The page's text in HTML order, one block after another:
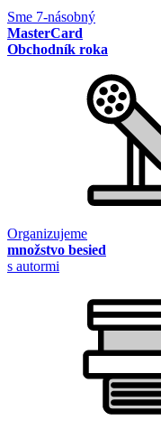
Sme 7-násobný
MasterCard
Obchodník roka
Organizujeme
množstvo besied
s autormi